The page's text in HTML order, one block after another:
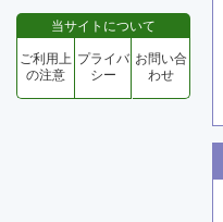
当サイトについて
ご利用上
の注意
プライバ
シー
お問い合
わせ